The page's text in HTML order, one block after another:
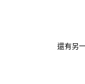
還有另